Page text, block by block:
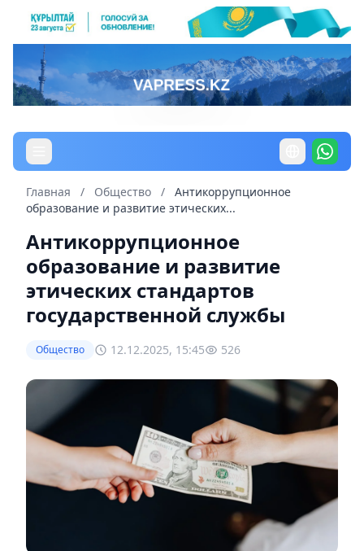
Главная / Общество /
Антикоррупционное
образование и развитие этических...
Антикоррупционное
образование и развитие
этических стандартов
государственной службы
Общество 12.12.2025, 15:45 526